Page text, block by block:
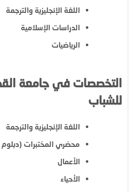
اللغة الإنجليزية والترجمة
الدراسات الإسلامية
الرياضيات
التخصصات في جامعة
للشباب
اللغة الإنجليزية والترجمة
محضري المختبرات
الأعمال
الأحياء